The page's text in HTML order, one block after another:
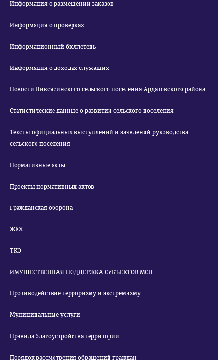
Информация о размещении заказов
Информация о проверках
Информационный бюллетень
Информация о доходах служащих
Новости Пиксясинского сельского поселения Ардатовского района
Статистические данные о развитии сельского поселения
Тексты официальных выступлений и заявлений руководства
сельского поселения
Нормативные акты
Проекты нормативных актов
Гражданская оборона
ЖКХ
ТКО
ИМУЩЕСТВЕННАЯ ПОДДЕРЖКА СУБЪЕКТОВ МСП
Противодействие терроризму и экстремизму
Муниципальные услуги
Правила благоустройства территории
Порядок рассмотрения обращений граждан